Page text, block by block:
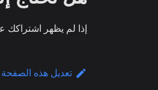
إذا لم يظهر اشتراكك
تعديل هذه الصفحة